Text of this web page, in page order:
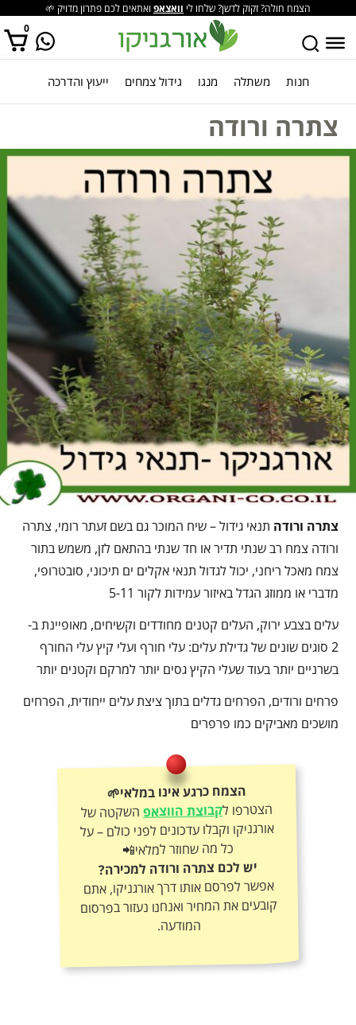
הצמח חולה? זקוק לדשן? שלחו לי וואצאפ ואתאים לכם פתרון מדויק 🌱
0
אין מוצרים בסל הקניות. חנות משתלה מנגו גידול צמחים ייעוץ והדרכה
צתרה ורודה
צתרה ורודה תנאי גידול – שיח המוכר גם בשם זעתר רומי, צתרה
ורודה צמח רב שנתי תדיר או חד שנתי בהתאם לזן, משמש בתור
צמח מאכל ריחני, יכול לגדול תנאי אקלים ים תיכוני, סובטרופי,
מדברי או ממוזג הגדל באיזור עמידות לקור 5-11
עלים בצבע ירוק, העלים קטנים מחודדים וקשיחים, מאופיינת ב-
2 סוגים שונים של גדילת עלים: עלי חורף ועלי קיץ עלי החורף
בשרניים יותר בעוד שעלי הקיץ גסים יותר למרקם וקטנים יותר
פרחים ורודים, הפרחים גדלים בתוך ציצת עלים ייחודית, הפרחים
מושכים מאביקים כמו פרפרים
הצמח כרגע אינו במלאי🌱
הצטרפו לקבוצת הווצאפהשקטה של
אורגניקו וקבלו עדכונים לפני כולם – על
כל מה שחוזר למלאי📲
יש לכם צתרה ורודה למכירה?
אפשר לפרסם אותו דרך אורגניקו, אתם
קובעים את המחיר ואנחנו נעזור בפרסום
המודעה.